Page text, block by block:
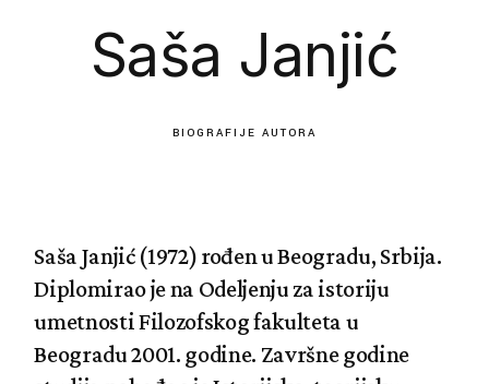
Saša Janjić
BIOGRAFIJE AUTORA
Saša Janjić (1972) rođen u Beogradu, Srbija.
Diplomirao je na Odeljenju za istoriju
umetnosti Filozofskog fakulteta u
Beogradu 2001. godine. Završne godine